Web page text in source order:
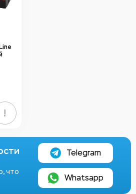
!
что
Telegram
Whatsapp